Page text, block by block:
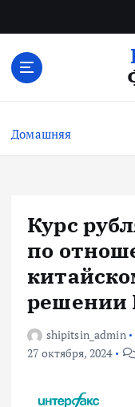
с
Домашняя
Курс
по
shipitsin_admin
27 октября, 2024